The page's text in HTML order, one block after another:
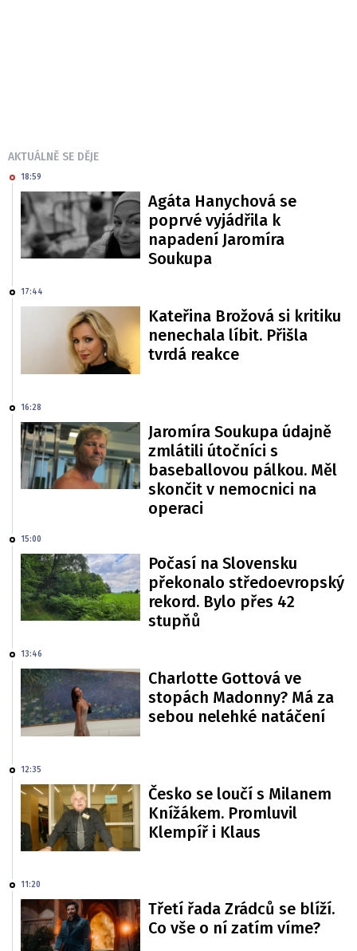
AKTUÁLNĚ SE DĚJE
18:59
Agáta Hanychová se
poprvé vyjádřila k
napadení Jaromíra
Soukupa
17:44
Kateřina Brožová si kritiku
nenechala líbit. Přišla
tvrdá reakce
16:28
Jaromíra Soukupa údajně
zmlátili útočníci s
baseballovou pálkou. Měl
skončit v nemocnici na
operaci
15:00
Počasí na Slovensku
překonalo středoevropský
rekord. Bylo přes 42
stupňů
13:46
Charlotte Gottová ve
stopách Madonny? Má za
sebou nelehké natáčení
12:35
Česko se loučí s Milanem
Knížákem. Promluvil
Klempíř i Klaus
11:20
Třetí řada Zrádců se blíží.
Co vše o ní zatím víme?